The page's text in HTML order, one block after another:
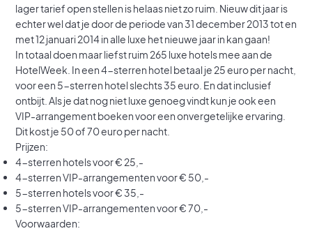
lager tarief open stellen is helaas niet zo ruim. Nieuw dit jaar is
echter wel dat je door de periode van 31 december 2013 tot en
met 12 januari 2014 in alle luxe het nieuwe jaar in kan gaan!
In totaal doen maar liefst ruim 265 luxe hotels mee aan de
HotelWeek. In een 4-sterren hotel betaal je 25 euro per nacht,
voor een 5-sterren hotel slechts 35 euro. En dat inclusief
ontbijt. Als je dat nog niet luxe genoeg vindt kun je ook een
VIP-arrangement boeken voor een onvergetelijke ervaring.
Dit kost je 50 of 70 euro per nacht.
Prijzen:
4-sterren hotels voor € 25,-
4-sterren VIP-arrangementen voor € 50,-
5-sterren hotels voor € 35,-
5-sterren VIP-arrangementen voor € 70,-
Voorwaarden: